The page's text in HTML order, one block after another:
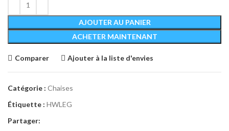
AJOUTER AU PANIER
ACHETER MAINTENANT
Comparer Ajouter à la liste d'envies
Catégorie : Chaises
Étiquette : HWLEG
Partager: